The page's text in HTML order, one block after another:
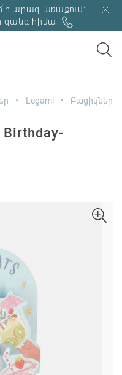
արագ առաքում:
զանգ հիմա
Legami Բացիկներ
Birthday-